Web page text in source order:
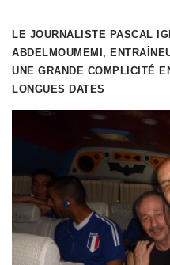
LE JOURNALISTE PASCAL
ABDELMOUMEMI,
UNE GRANDE COMPLICITÉ
LONGUES DATES